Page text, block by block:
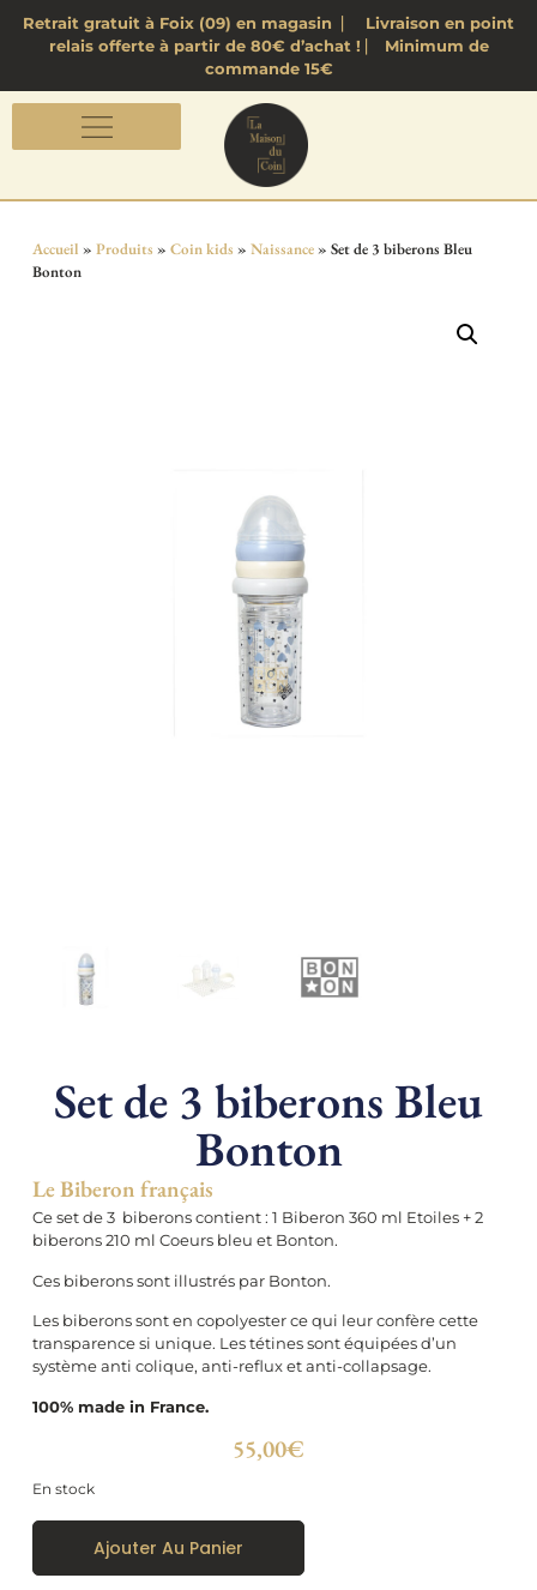
Retrait gratuit à Foix (09) en magasin ⎸ Livraison en point
relais offerte à partir de 80€ d’achat ! ⎸ Minimum de
commande 15€
Accueil » Produits » Coin kids » Naissance» Set de 3 biberons Bleu
Bonton
Set de 3 biberons Bleu
Bonton
Le Biberon français
Ce set de 3 biberons contient : 1 Biberon 360 ml Etoiles + 2
biberons 210 ml Coeurs bleu et Bonton.
Ces biberons sont illustrés par Bonton.
Les biberons sont en copolyester ce qui leur confère cette
transparence si unique. Les tétines sont équipées d’un
système anti colique, anti-reflux et anti-collapsage.
100% made in France.
55,00€
En stock
Ajouter Au Panier